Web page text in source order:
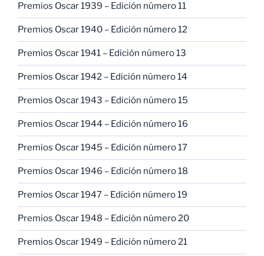
Premios Oscar 1939 – Edición número 11
Premios Oscar 1940 – Edición número 12
Premios Oscar 1941 – Edición número 13
Premios Oscar 1942 – Edición número 14
Premios Oscar 1943 – Edición número 15
Premios Oscar 1944 – Edición número 16
Premios Oscar 1945 – Edición número 17
Premios Oscar 1946 – Edición número 18
Premios Oscar 1947 – Edición número 19
Premios Oscar 1948 – Edición número 20
Premios Oscar 1949 – Edición número 21